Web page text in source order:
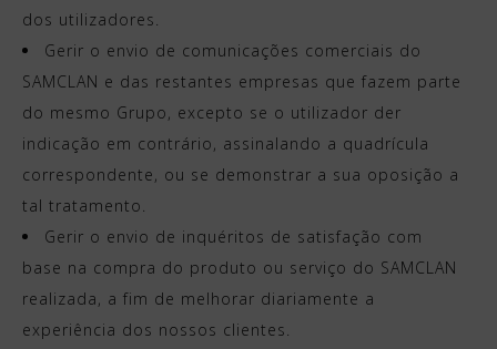
dos utilizadores.
Gerir o envio de comunicações comerciais do
SAMCLAN e das restantes empresas que fazem parte
do mesmo Grupo, excepto se o utilizador der
indicação em contrário, assinalando a quadrícula
correspondente, ou se demonstrar a sua oposição a
tal tratamento.
Gerir o envio de inquéritos de satisfação com
base na compra do produto ou serviço do SAMCLAN
realizada, a fim de melhorar diariamente a
experiência dos nossos clientes.